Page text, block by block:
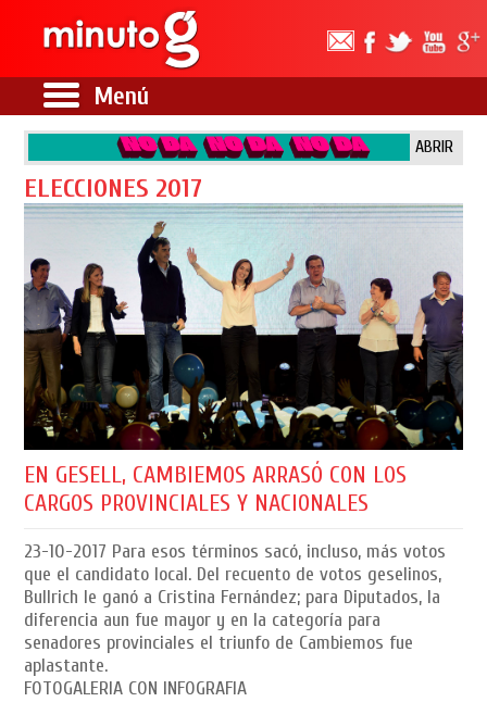
Menú
ABRIR
ELECCIONES 2017
EN GESELL, CAMBIEMOS ARRASÓ CON LOS
CARGOS PROVINCIALES Y NACIONALES
23-10-2017 Para esos términos sacó, incluso, más votos
que el candidato local. Del recuento de votos geselinos,
Bullrich le ganó a Cristina Fernández; para Diputados, la
diferencia aun fue mayor y en la categoría para
senadores provinciales el triunfo de Cambiemos fue
aplastante.
FOTOGALERIA CON INFOGRAFIA